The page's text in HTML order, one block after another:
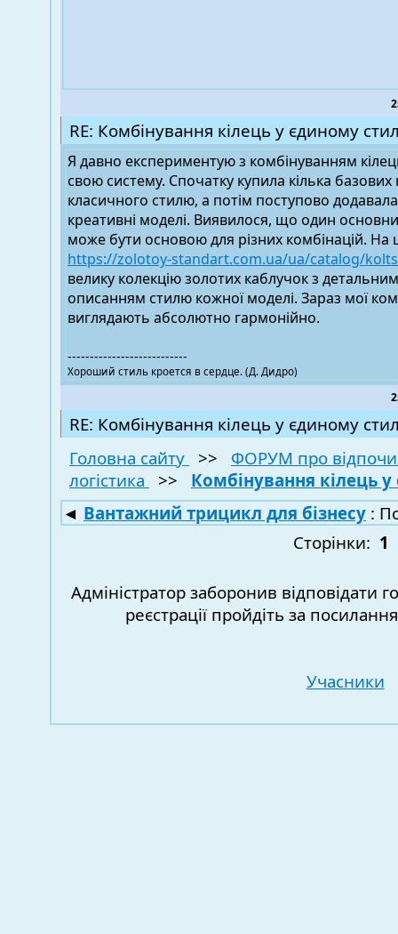
RE: Комбінування кілець у єдиному
Я давно експериментую з комбінуванням
свою систему. Спочатку купила кілька базових
класичного стилю, а потім поступово
креативні моделі. Виявилося, що один
може бути основою для різних комбінацій. На
https://zolotoy-standart.com.ua/ua/catalog/
велику колекцію золотих каблучок з детальним
описанням стилю кожної моделі. Зараз мої
виглядають абсолютно гармонійно.
---------------------------
Хороший стиль кроется в сердце. (Д. Дидро)
RE: Комбінування кілець у єдиному
Головна сайту
>> ФОРУМ про
логістика
>> Комбінування кілець
◄ Вантажний трицикл для бізнесу :
Сторінки: 1
Адміністратор заборонив відповідати
реєстрації пройдіть за
Учасники